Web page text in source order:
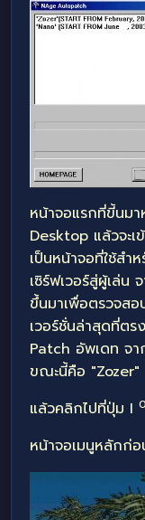
หน้าจอแรกที่ขี้นม
Desktop แล้วจะ
เป็นหน้าจอที่ใช้สำ
เซิร์ฟเวอร์สู่ผู้เล่
ขึ้นมาเพื่อตรวจสอ
เวอร์ชั่นล่าสุดที่ตร
Patch อัพเดท จา
ขณะนี้คือ "Zozer"
แล้วคลิกไปที่ปุ่ม I
หน้าจอเมนูหลักก่อ